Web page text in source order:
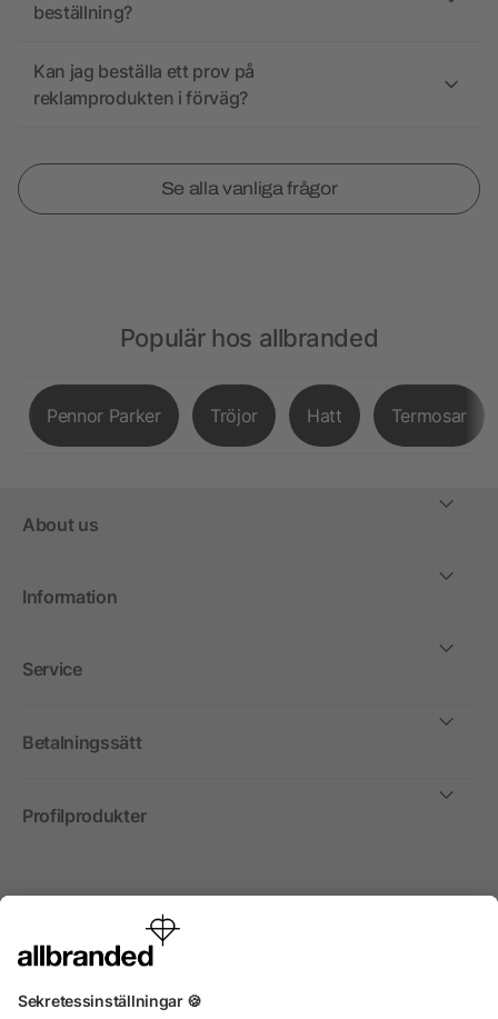
beställning?
Kan jag beställa ett prov på
reklamprodukten i förväg?
Se alla vanliga frågor
Populär hos allbranded
Pennor Parker Tröjor Hatt Termosar
About us
Information
Service
Betalningssätt
Profilprodukter
Internationellt